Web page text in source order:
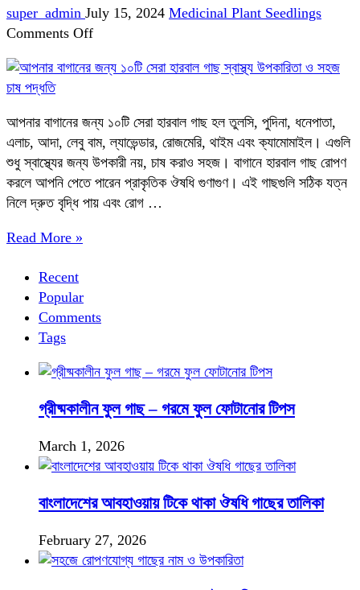
super_admin July 15, 2024 Medicinal Plant Seedlings
Comments Offon
বাগানের
সেরা
হারবাল
গাছ:
স্বাস্থ্য
উপকারিতা
আপনার বাগানের জন্য ১০টি সেরা হারবাল গাছ হল তুলসি, পুদিনা, ধনেপাতা,
এলাচ, আদা, লেবু বাম, ল্যাভেন্ডার, রোজমেরি, থাইম এবং ক্যামোমাইল। এগুলি
শুধু স্বাস্থ্যের জন্য উপকারী নয়, চাষ করাও সহজ। বাগানে হারবাল গাছ রোপণ
করলে আপনি পেতে পারেন প্রাকৃতিক ঔষধি গুণাগুণ। এই গাছগুলি সঠিক যত্ন
নিলে দ্রুত বৃদ্ধি পায় এবং রোগ …
Read More »
Recent
Popular
Comments
Tags
গ্রীষ্মকালীন ফুল গাছ – গরমে ফুল ফোটানোর টিপস
March 1, 2026
বাংলাদেশের আবহাওয়ায় টিকে থাকা ঔষধি গাছের তালিকা
February 27, 2026